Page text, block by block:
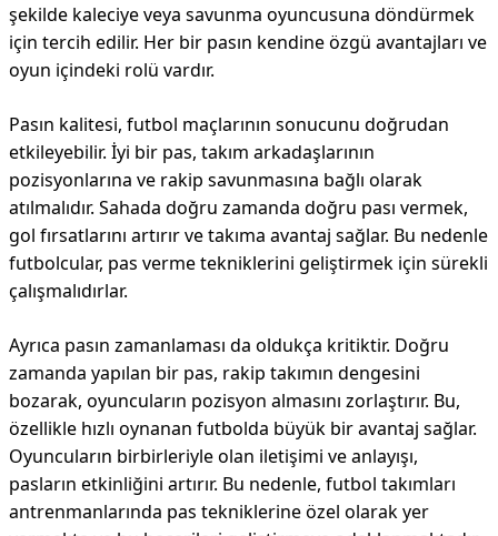
şekilde kaleciye veya savunma oyuncusuna döndürmek
için tercih edilir. Her bir pasın kendine özgü avantajları ve
oyun içindeki rolü vardır.
Pasın kalitesi, futbol maçlarının sonucunu doğrudan
etkileyebilir. İyi bir pas, takım arkadaşlarının
pozisyonlarına ve rakip savunmasına bağlı olarak
atılmalıdır. Sahada doğru zamanda doğru pası vermek,
gol fırsatlarını artırır ve takıma avantaj sağlar. Bu nedenle
futbolcular, pas verme tekniklerini geliştirmek için sürekli
çalışmalıdırlar.
Ayrıca pasın zamanlaması da oldukça kritiktir. Doğru
zamanda yapılan bir pas, rakip takımın dengesini
bozarak, oyuncuların pozisyon almasını zorlaştırır. Bu,
özellikle hızlı oynanan futbolda büyük bir avantaj sağlar.
Oyuncuların birbirleriyle olan iletişimi ve anlayışı,
pasların etkinliğini artırır. Bu nedenle, futbol takımları
antrenmanlarında pas tekniklerine özel olarak yer